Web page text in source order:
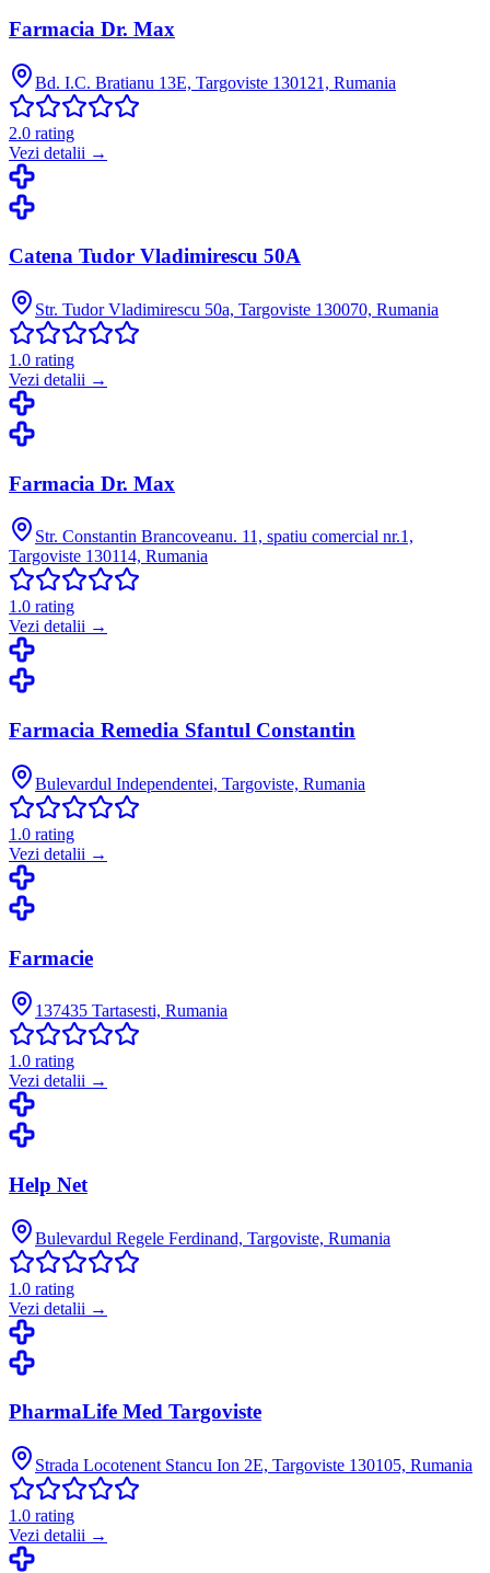
Farmacia Dr. Max
Bd. I.C. Bratianu 13E, Targoviste 130121, Rumania
2.0 rating
Vezi detalii →
Catena Tudor Vladimirescu 50A
Str. Tudor Vladimirescu 50a, Targoviste 130070, Rumania
1.0 rating
Vezi detalii →
Farmacia Dr. Max
Str. Constantin Brancoveanu. 11, spatiu comercial nr.1,
Targoviste 130114, Rumania
1.0 rating
Vezi detalii →
Farmacia Remedia Sfantul Constantin
Bulevardul Independentei, Targoviste, Rumania
1.0 rating
Vezi detalii →
Farmacie
137435 Tartasesti, Rumania
1.0 rating
Vezi detalii →
Help Net
Bulevardul Regele Ferdinand, Targoviste, Rumania
1.0 rating
Vezi detalii →
PharmaLife Med Targoviste
Strada Locotenent Stancu Ion 2E, Targoviste 130105, Rumania
1.0 rating
Vezi detalii →